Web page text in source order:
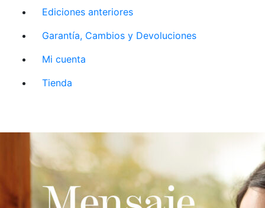
Ediciones anteriores
Garantía, Cambios y Devoluciones
Mi cuenta
Tienda